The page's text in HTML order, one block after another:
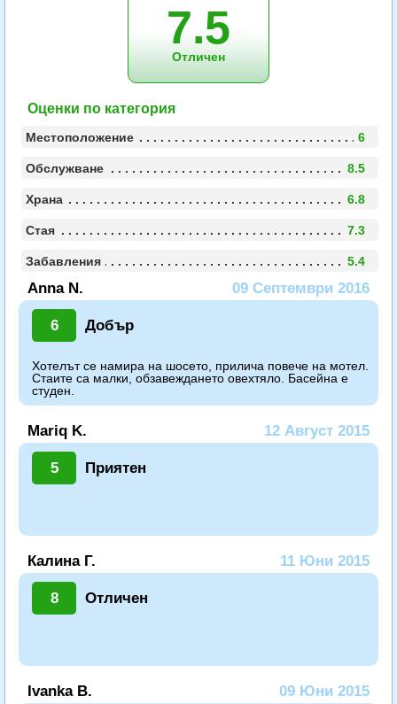
7.5
Отличен
Оценки по категория
Местоположение 6
Обслужване 8.5
Храна 6.8
Стая 7.3
Забавления 5.4
Anna N. 09 Септември 2016
6 Добър
Хотелът се намира на шосето, прилича повече на мотел.
Стаите са малки, обзавеждането овехтяло. Басейна е
студен.
Mariq K. 12 Август 2015
5 Приятен
Калина Г. 11 Юни 2015
8 Отличен
Ivanka B. 09 Юни 2015